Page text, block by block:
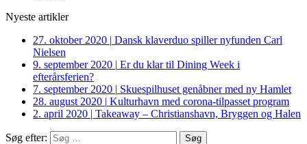
Nyeste artikler
27. oktober 2020 | Dansk klaverduo spiller nyfunden Carl
Nielsen
9. september 2020 | Er du klar til Dining Week i
efterårsferien?
7. september 2020 | Skuespilhuset genåbner med ny Hamlet
28. august 2020 | Kulturhavn med corona-tilpasset program
2. april 2020 | Takeaway – Christianshavn, Bryggen og Halen
Søg efter: